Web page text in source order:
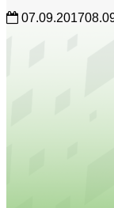
07.09.2017